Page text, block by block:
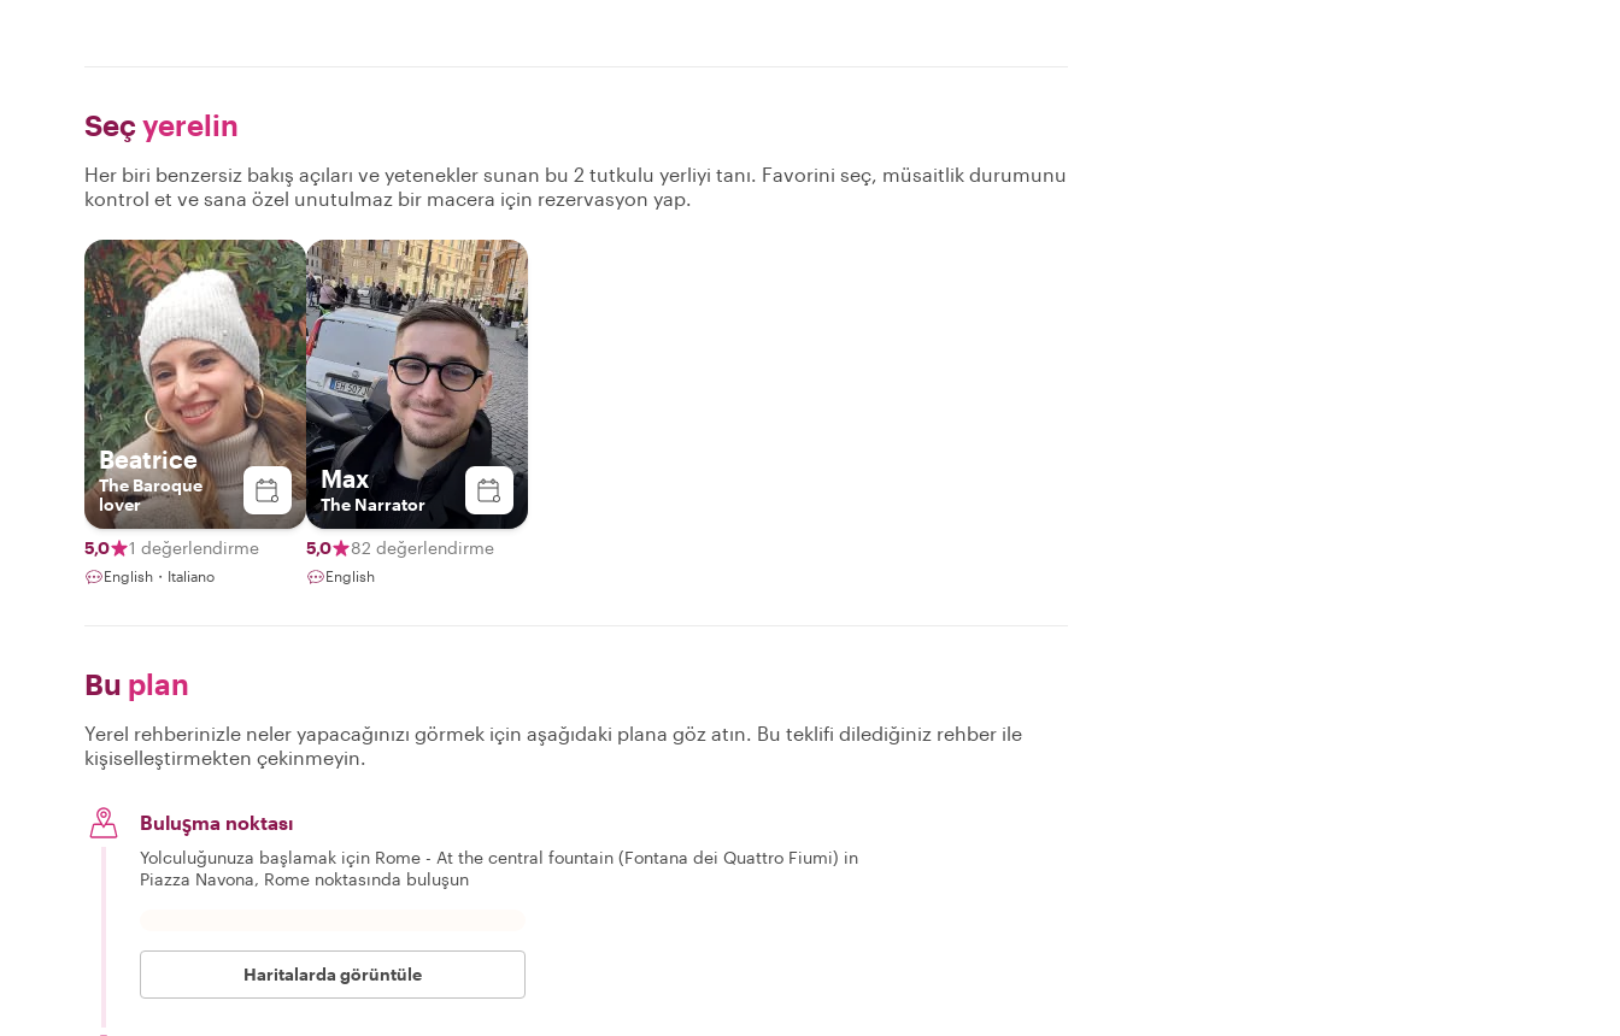
Seçyerelin
Her biri benzersiz bakış açıları ve yetenekler sunan bu 2 tutkulu yerliyi tanı. Favorini seç, müsaitlik durumunu
kontrol et ve sana özel unutulmaz bir macera için rezervasyon yap.
Beatrice
The Baroque
lover
5,0 1 değerlendirme
English・Italiano
Max
The Narrator
5,0 82 değerlendirme
English
Bu plan
Yerel rehberinizle neler yapacağınızı görmek için aşağıdaki plana göz atın. Bu teklifi dilediğiniz rehber ile
kişiselleştirmekten çekinmeyin.
Buluşma noktası
Yolculuğunuza başlamak için Rome - At the central fountain (Fontana dei Quattro Fiumi) in
Piazza Navona, Rome noktasında buluşun
Haritalarda görüntüle